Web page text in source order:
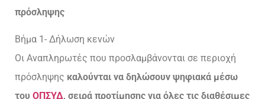
πρόσληψης
Βήμα 1- Δήλωση κενών
Οι Αναπληρωτές που προσλαμβάνονται σε περιοχή
πρόσληψης καλούνται να δηλώσουν ψηφιακά μέσω
του ΟΠΣΥΔ, σειρά προτίμησης για όλες τις διαθέσιμες